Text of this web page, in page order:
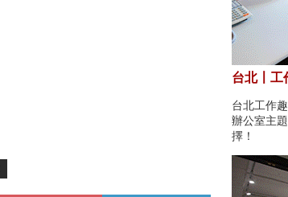
台北〡工
台北工作
辦公室主
擇！